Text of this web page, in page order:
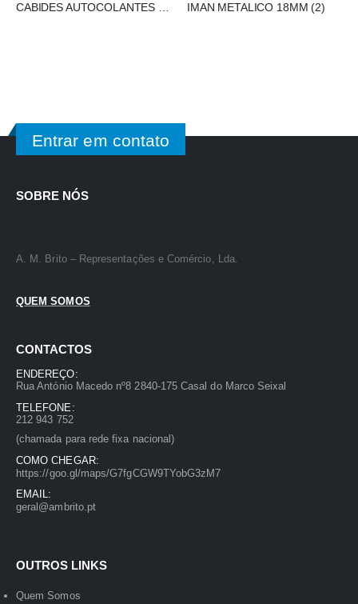
CABIDES AUTOCOLANTES REDONDOS IMAN METALICO 18MM (2)
Entrar em contato
SOBRE NÓS
A. M. Brito – Representações e Comércio, Lda.
QUEM SOMOS
CONTACTOS
ENDEREÇO:
Rua António Macedo nº8 2840-175 Casal do Marco Seixal
TELEFONE:
212 943 752
(chamada para rede fixa nacional)
COMO CHEGAR:
https://goo.gl/maps/G7fgCGW9TYobG3zM7
EMAIL:
geral@ambrito.pt
OUTROS LINKS
Quem Somos